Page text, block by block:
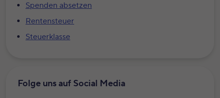
Spenden absetzen
Rentensteuer
Steuerklasse
Folge uns auf Social Media